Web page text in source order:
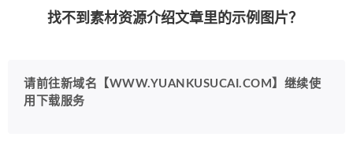
找不到素材资源介绍文章里的示例图片？
请前往新域名【WWW.YUANKUSUCAI.COM】继续使
用下载服务